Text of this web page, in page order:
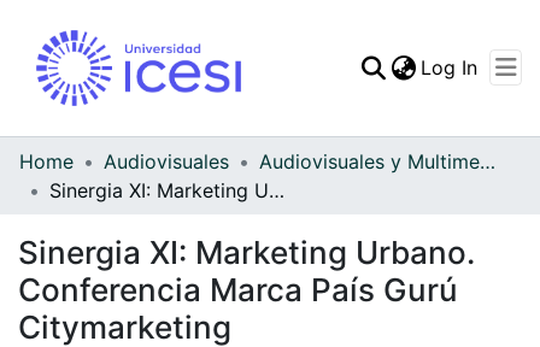
All of DSpace
Log In
Home Audiovisuales
Audiovisuales y Multimedia
Sinergia XI: Marketing Urbano. Conferencia Marca País Gurú Citymarketing
Sinergia XI: Marketing Urbano.
Conferencia Marca País Gurú
Citymarketing